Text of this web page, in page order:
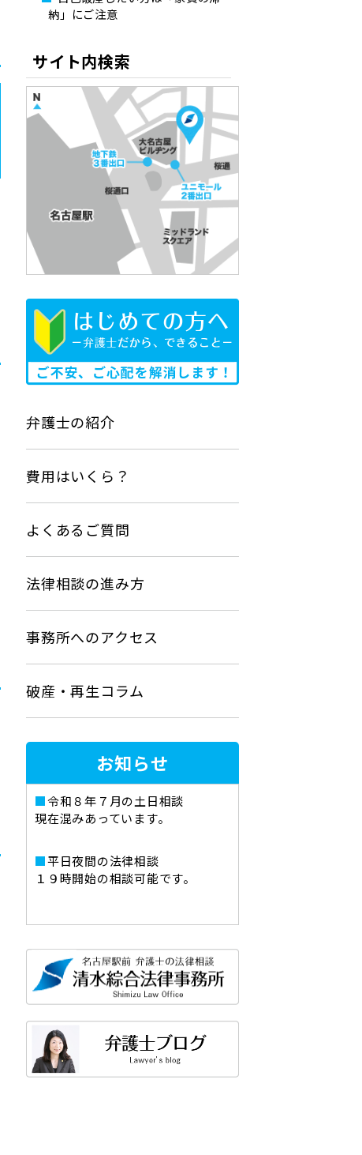
納」にご注意
サイト内検索
弁護士の紹介
費用はいくら？
よくあるご質問
法律相談の進み方
事務所へのアクセス
破産・再生コラム
お知らせ